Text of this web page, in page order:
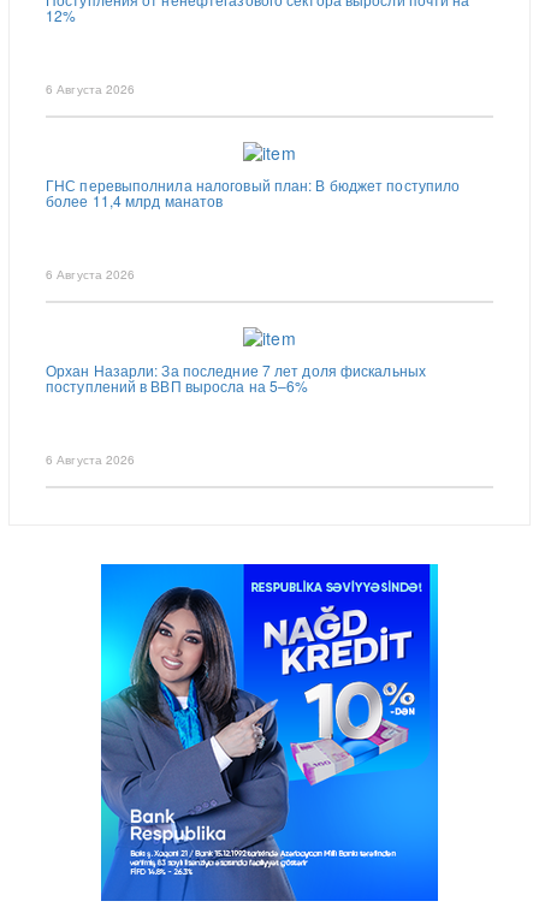
12%
6 Августа 2026
ГНС перевыполнила налоговый план: В бюджет поступило
более 11,4 млрд манатов
6 Августа 2026
Орхан Назарли: За последние 7 лет доля фискальных
поступлений в ВВП выросла на 5–6%
6 Августа 2026